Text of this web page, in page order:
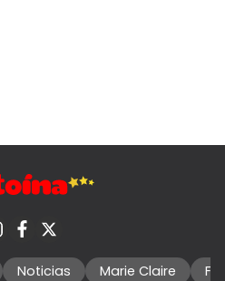
Noticias Marie Claire